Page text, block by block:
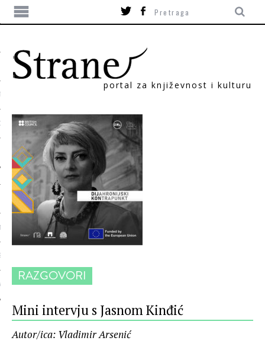
portal za književnost i kulturu
RAZGOVORI
Mini intervju s Jasnom Kinđić
Autor/ica: Vladimir Arsenić